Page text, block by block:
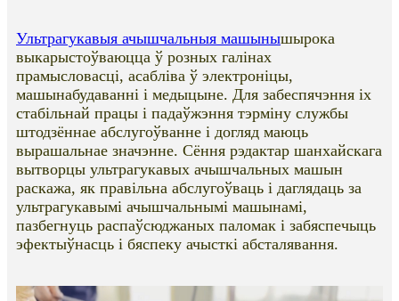
Ультрагукавыя ачышчальныя машынышырока
выкарыстоўваюцца ў розных галінах
прамысловасці, асабліва ў электроніцы,
машынабудаванні і медыцыне. Для забеспячэння іх
стабільнай працы і падаўжэння тэрміну службы
штодзённае абслугоўванне і догляд маюць
вырашальнае значэнне. Сёння рэдактар шанхайскага
вытворцы ультрагукавых ачышчальных машын
раскажа, як правільна абслугоўваць і даглядаць за
ультрагукавымі ачышчальнымі машынамі,
пазбегнуць распаўсюджаных паломак і забяспечыць
эфектыўнасць і бяспеку ачысткі абсталявання.